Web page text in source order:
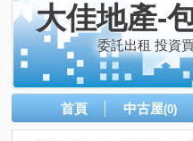
大佳地產-
委託出租 投資
首頁 中古屋(0)